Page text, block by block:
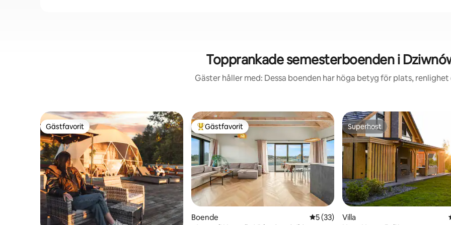
Topprankade semesterboenden i
Gäster håller med: Dessa boenden har höga betyg för plats, renlighet
Gästfavorit
Gästfavorit Populär gästfavorit
Gästfavorit
Boende 5 av 5 i genomsnittligt betyg, 33
5 (33)
Superhost
Superhost
Villa